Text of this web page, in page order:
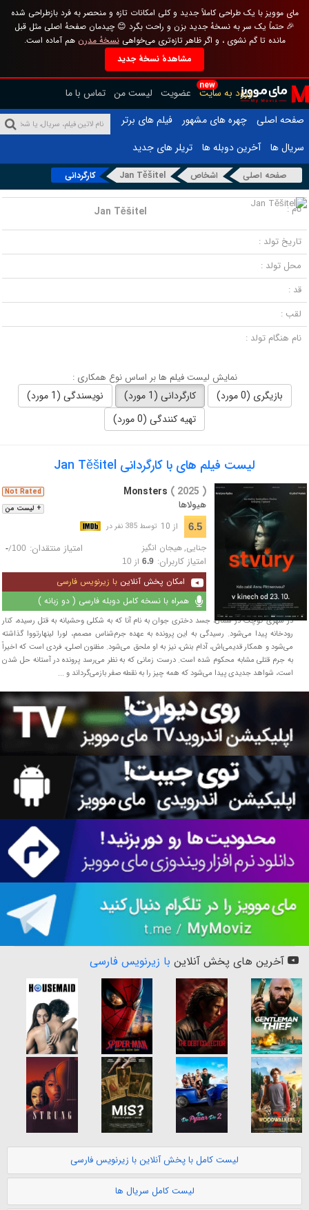
مای موویز با یک طراحی کاملاً جدید و کلی امکانات تازه و منحصر به فرد بازطراحی شده
🎉 حتماً یک سر به نسخهٔ جدید بزن و راحت بگرد 😊 چیدمان صفحهٔ اصلی مثل قبل
مانده تا گم نشوی ، و اگر ظاهر تازه‌تری می‌خواهینسخهٔ مدرن هم آماده است.
مشاهدهٔ نسخهٔ جدید
new
ورود به سایت عضویت لیست من تماس با ما
صفحه اصلی
چهره های مشهور
فیلم های برتر
سریال ها
آخرین دوبله ها تریلر های جدید
صفحه اصلی اشخاص Jan Těšitel کارگردانی
نام : Jan Těšitel
تاریخ تولد :
محل تولد :
قد :
لقب :
نام هنگام تولد :
نمایش لیست فیلم ها بر اساس نوع همکاری :
بازیگری (0 مورد) کارگردانی (1 مورد)
نویسندگی (1 مورد)
تهیه کنندگی (0 مورد)
لیست فیلم های با کارگردانی Jan Těšitel
+ لیست من
Not Rated Monsters ( 2025 )
هیولاها
6.5 از 10 توسط 385 نفر در
جنایی,هیجان انگیز امتیاز منتقدان: -/100
امتیاز کاربران: 6.9از 10
امکان پخش آنلاین با زیرنویس فارسی
همراه با نسخه کامل دوبله فارسی ( دو زبانه )
در شهری کوچک در شمال، جسد دختری جوان به نام آنا که به شکلی وحشیانه به قتل رسیده، کنار
رودخانه پیدا می‌شود. رسیدگی به این پرونده به عهده جرم‌شناس مصمم، لورا لینهارتووا گذاشته
می‌شود و همکار قدیمی‌اش، آدام بنش، نیز به او ملحق می‌شود. مظنون اصلی، فردی است که اخیراً
به جرم قتلی مشابه محکوم شده است. درست زمانی که به نظر می‌رسد پرونده در آستانه حل شدن
است، شواهد جدیدی پیدا می‌شود که همه چیز را به نقطه صفر بازمی‌گرداند و ...
آخرین های پخش آنلاین با زیرنویس فارسی
لیست کامل با پخش آنلاین با زیرنویس فارسی
لیست کامل سریال ها